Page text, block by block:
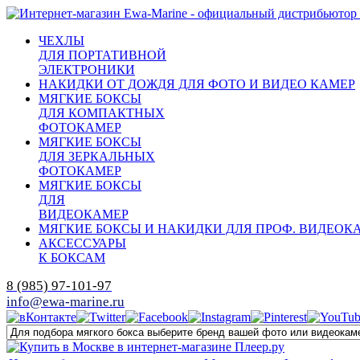
ЧЕХЛЫ
ДЛЯ ПОРТАТИВНОЙ
ЭЛЕКТРОНИКИ
НАКИДКИ ОТ ДОЖДЯ ДЛЯ ФОТО И ВИДЕО КАМЕР
МЯГКИЕ БОКСЫ
ДЛЯ КОМПАКТНЫХ
ФОТОКАМЕР
МЯГКИЕ БОКСЫ
ДЛЯ ЗЕРКАЛЬНЫХ
ФОТОКАМЕР
МЯГКИЕ БОКСЫ
ДЛЯ
ВИДЕОКАМЕР
МЯГКИЕ БОКСЫ И НАКИДКИ ДЛЯ ПРОФ.
АКСЕССУАРЫ
К БОКСАМ
8 (985) 97-101-97
info@ewa-marine.ru